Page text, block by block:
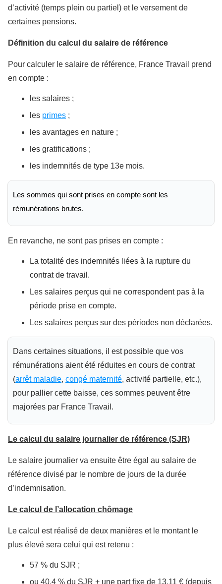
d’activité (temps plein ou partiel) et le versement de
certaines pensions.
Définition du calcul du salaire de référence
Pour calculer le salaire de référence, France Travail prend
en compte :
les salaires ;
les primes ;
les avantages en nature ;
les gratifications ;
les indemnités de type 13e mois.
Les sommes qui sont prises en compte sont les
rémunérations brutes.
En revanche, ne sont pas prises en compte :
La totalité des indemnités liées à la rupture du
contrat de travail.
Les salaires perçus qui ne correspondent pas à la
période prise en compte.
Les salaires perçus sur des périodes non déclarées.
Dans certaines situations, il est possible que vos
rémunérations aient été réduites en cours de contrat
(arrêt maladie, congé maternité, activité partielle, etc.),
pour pallier cette baisse, ces sommes peuvent être
majorées par France Travail.
Le calcul du salaire journalier de référence (SJR)
Le salaire journalier va ensuite être égal au salaire de
référence divisé par le nombre de jours de la durée
d’indemnisation.
Le calcul de l’allocation chômage
Le calcul est réalisé de deux manières et le montant le
plus élevé sera celui qui est retenu :
57 % du SJR ;
ou 40,4 % du SJR + une part fixe de 13,11 € (depuis